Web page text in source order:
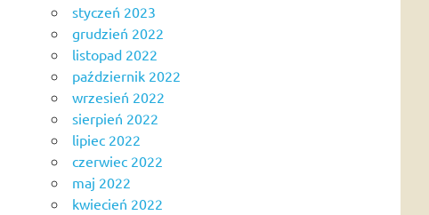
styczeń 2023
grudzień 2022
listopad 2022
październik 2022
wrzesień 2022
sierpień 2022
lipiec 2022
czerwiec 2022
maj 2022
kwiecień 2022